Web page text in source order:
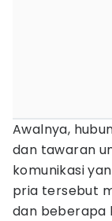
Awalnya,
dan tawaran
komunikasi
pria tersebut
dan beberapa